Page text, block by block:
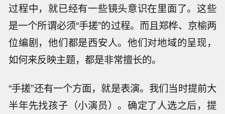
过程中，就已经有一些镜头意识在里面了。这些
是一个所谓必须“手搓”的过程。而且郑桦、京榆两
位编剧，他们都是西安人。他们对地域的呈现，
如何来反映主题，都是非常擅长的。
“手搓”还有一个方面，就是表演。我们当时提前大
半年先找孩子（小演员）。确定了人选之后，提